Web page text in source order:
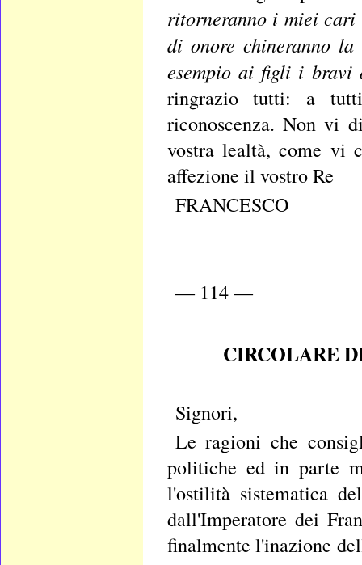
ritorneranno i miei
di onore chineranno
esempio ai figli i
ringrazio tutti: a
riconoscenza. Non vi
vostra lealtà, come vi
affezione il vostro Re
FRANCESCO
— 114 —
CIRCOLARE
Signori,
Le ragioni che
politiche ed in parte
l'ostilità sistematica
dall'Imperatore dei
finalmente l'inazione